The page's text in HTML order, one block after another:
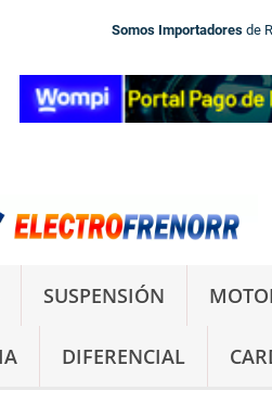
Somos Importadores de
SUSPENSIÓN
DIFERENCIAL